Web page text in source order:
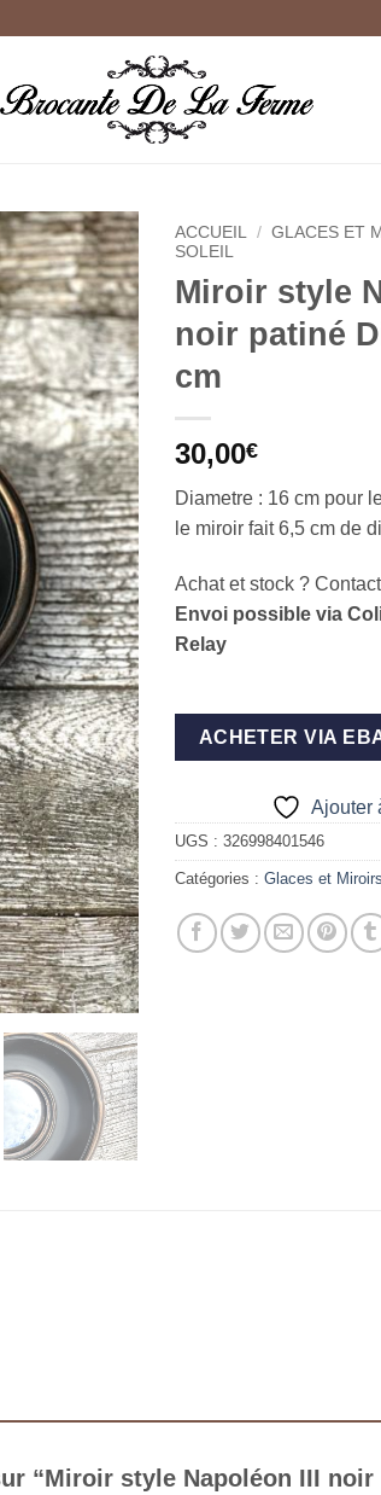
Ajouter
à la
wishlist
ACCUEIL / GLACES ET
SOLEIL
Miroir style
noir patiné
cm
30,00€
Diametre : 16 cm pour
le miroir fait 6,5 cm de
Achat et stock ?
Envoi possible via
Relay
ACHETER VIA
Ajouter
UGS : 326998401546
Catégories : Glaces et Miroirs
“Miroir style Napoléon III noir